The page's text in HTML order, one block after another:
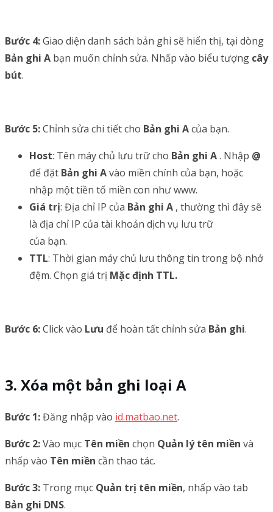
Bước 4:Giao diện danh sách bản ghi sẽ hiển thị, tại dòng
Bản ghi A bạn muốn chỉnh sửa. Nhấp vào biểu tượng cây
bút.
Bước 5:Chỉnh sửa chi tiết cho Bản ghi Acủa bạn.
Host: Tên máy chủ lưu trữ cho Bản ghi A. Nhập @
để đặt Bản ghi Avào miền chính của bạn, hoặc
nhập một tiền tố miền con như www.
Giá trị: Địa chỉ IP của Bản ghi A , thường thì đây sẽ
là địa chỉ IP của tài khoản dịch vụ lưu trữ
của bạn.
TTL: Thời gian máy chủ lưu thông tin trong bộ nhớ
đệm. Chọn giá trị Mặc định TTL.
Bước 6:Click vào Lưu để hoàn tất chỉnh sửa Bản ghi.
Xóa một bản ghi loại A
Bước 1:Đăng nhập vào id.matbao.net.
Bước 2:Vào mục Tên miền chọn Quản lý tên miền và
nhấp vào Tên miền cần thao tác.
Bước 3: Trong mục Quản trị tên miền, nhấp vào tab
Bản ghi DNS.